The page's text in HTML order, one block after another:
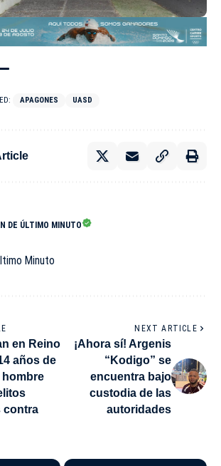
APAGONES UASD
DE ÚLTIMO MINUTO
Minuto
en Reino
años de
contra
NEXT ARTICLE
¡Ahora sí! Argenis
“Kodigo” se
encuentra bajo
custodia de las
autoridades